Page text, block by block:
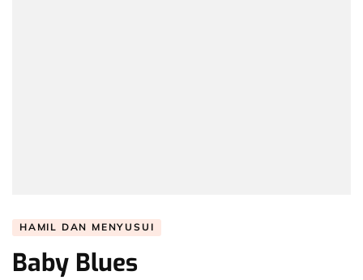
HAMIL DAN MENYUSUI
Baby Blues